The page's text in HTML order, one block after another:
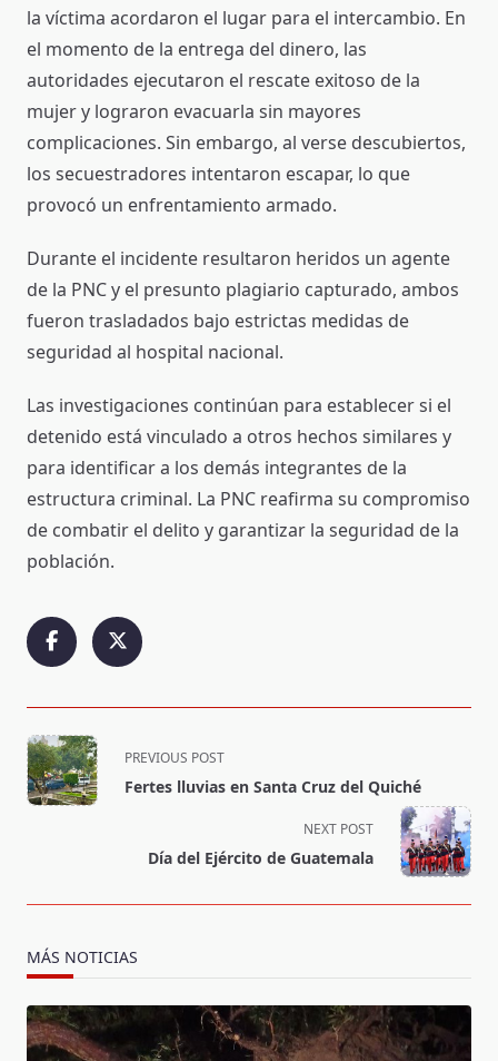
la víctima acordaron el lugar para el intercambio. En
el momento de la entrega del dinero, las
autoridades ejecutaron el rescate exitoso de la
mujer y lograron evacuarla sin mayores
complicaciones. Sin embargo, al verse descubiertos,
los secuestradores intentaron escapar, lo que
provocó un enfrentamiento armado.
Durante el incidente resultaron heridos un agente
de la PNC y el presunto plagiario capturado, ambos
fueron trasladados bajo estrictas medidas de
seguridad al hospital nacional.
Las investigaciones continúan para establecer si el
detenido está vinculado a otros hechos similares y
para identificar a los demás integrantes de la
estructura criminal. La PNC reafirma su compromiso
de combatir el delito y garantizar la seguridad de la
población.
<span
class="nav-
subtitle
PREVIOUS POST
Fertes lluvias en Santa Cruz del Quiché
NEXT POST
Día del Ejército de Guatemala
MÁS NOTICIAS